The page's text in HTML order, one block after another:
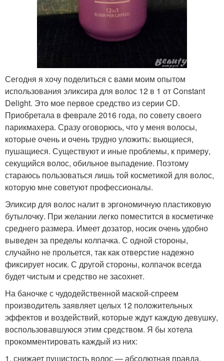
Сегодня я хочу поделиться с вами моим опытом
использования эликсира для волос 12 в 1 от Constant
Delight. Это мое первое средство из серии CD.
Приобретала в феврале 2016 года, по совету своего
парикмахера. Сразу оговорюсь, что у меня волосы,
которые очень и очень трудно уложить: вьющиеся,
пушащиеся. Существуют и иные проблемы, к примеру,
секущийся волос, обильное выпадение. Поэтому
стараюсь пользоваться лишь той косметикой для волос,
которую мне советуют профессионалы.
Эликсир для волос налит в эргономичную пластиковую
бутылочку. При желании легко поместится в косметичке
среднего размера. Имеет дозатор, носик очень удобно
выведен за пределы колпачка. С одной стороны,
случайно не прольется, так как отверстие надежно
фиксирует носик. С другой стороны, колпачок всегда
будет чистым и средство не засохнет.
На баночке с чудодейственной маской-спреем
производитель заявляет целых 12 положительных
эффектов и воздействий, которые ждут каждую девушку,
воспользовавшуюся этим средством. Я бы хотела
прокомментировать каждый из них:
1. снижает пушистость волос — абсолютная правда.